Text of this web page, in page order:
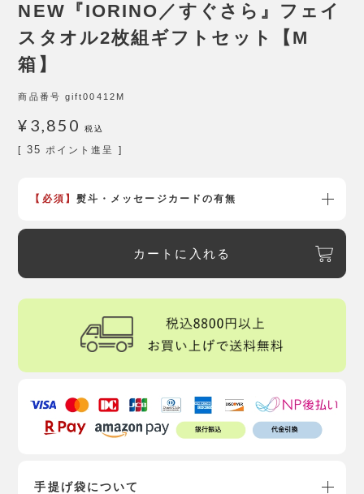
NEW『IORINO／すぐさら』フェイ
スタオル2枚組ギフトセット【M
箱】
商品番号 gift00412M
¥ 3,850 税込
[ 35 ポイント進呈 ]
【必須】 熨斗・メッセージカードの有無
カートに入れる
手提げ袋について